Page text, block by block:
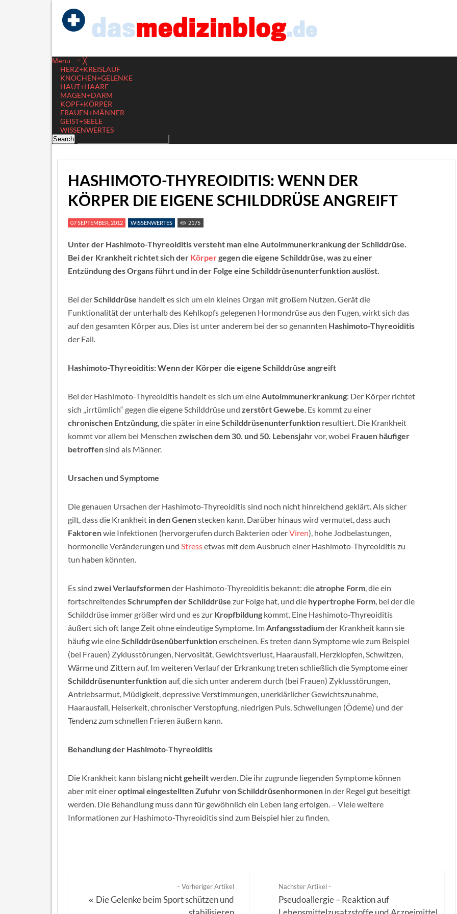
Menu ≡ ╳
HERZ+KREISLAUF
KNOCHEN+GELENKE
HAUT+HAARE
MAGEN+DARM
KOPF+KÖRPER
FRAUEN+MÄNNER
GEIST+SEELE
WISSENWERTES
HASHIMOTO-THYREOIDITIS: WENN DER
KÖRPER DIE EIGENE SCHILDDRÜSE ANGREIFT
07 SEPTEMBER, 2012 WISSENWERTES 2175
Unter der Hashimoto-Thyreoiditis versteht man eine Autoimmunerkrankung der Schilddrüse.
Bei der Krankheit richtet sich der Körpergegen die eigene Schilddrüse, was zu einer
Entzündung des Organs führt und in der Folge eine Schilddrüsenunterfunktion auslöst.
Bei derSchilddrüse handelt es sich um ein kleines Organ mit großem Nutzen. Gerät die
Funktionalität der unterhalb des Kehlkopfs gelegenen Hormondrüse aus den Fugen, wirkt sich das
auf den gesamten Körper aus. Dies ist unter anderem bei der so genannten Hashimoto-Thyreoiditis
der Fall.
Hashimoto-Thyreoiditis: Wenn der Körper die eigene Schilddrüse angreift
Bei der Hashimoto-Thyreoiditis handelt es sich um eineAutoimmunerkrankung: Der Körper richtet
sich „irrtümlich“ gegen die eigene Schilddrüse und zerstört Gewebe. Es kommt zu einer
chronischen Entzündung, die später in eineSchilddrüsenunterfunktion resultiert. Die Krankheit
kommt vor allem bei Menschen zwischen dem 30. und 50. Lebensjahrvor, wobei Frauen häufiger
betroffensind als Männer.
Ursachen und Symptome
Die genauen Ursachen der Hashimoto-Thyreoiditis sind noch nicht hinreichend geklärt. Als sicher
gilt, dass die Krankheit in den Genenstecken kann. Darüber hinaus wird vermutet, dass auch
Faktorenwie Infektionen (hervorgerufen durch Bakterien oderViren), hohe Jodbelastungen,
hormonelle Veränderungen und Stressetwas mit dem Ausbruch einer Hashimoto-Thyreoiditis zu
tun haben könnten.
Es sind zwei Verlaufsformender Hashimoto-Thyreoiditis bekannt: dieatrophe Form, die ein
fortschreitendesSchrumpfen der Schilddrüse zur Folge hat, und die hypertrophe Form, bei der die
Schilddrüse immer größer wird und es zur Kropfbildung kommt. Eine Hashimoto-Thyreoiditis
äußert sich oft lange Zeit ohne eindeutige Symptome. ImAnfangsstadiumder Krankheit kann sie
häufig wie eineSchilddrüsenüberfunktionerscheinen. Es treten dann Symptome wie zum Beispiel
(bei Frauen) Zyklusstörungen, Nervosität, Gewichtsverlust, Haarausfall, Herzklopfen, Schwitzen,
Wärme und Zittern auf. Im weiteren Verlauf der Erkrankung treten schließlich die Symptome einer
Schilddrüsenunterfunktionauf, die sich unter anderem durch (bei Frauen) Zyklusstörungen,
Antriebsarmut, Müdigkeit, depressive Verstimmungen, unerklärlicher Gewichtszunahme,
Haarausfall, Heiserkeit, chronischer Verstopfung, niedrigen Puls, Schwellungen (Ödeme) und der
Tendenz zum schnellen Frieren äußern kann.
Behandlung der Hashimoto-Thyreoiditis
Die Krankheit kann bislang nicht geheiltwerden. Die ihr zugrunde liegenden Symptome können
aber mit eineroptimal eingestellten Zufuhr von Schilddrüsenhormonen in der Regel gut beseitigt
werden. Die Behandlung muss dann für gewöhnlich ein Leben lang erfolgen. – Viele weitere
Informationen zur Hashimoto-Thyreoiditis sind zum Beispiel hier zu finden.
- Vorheriger Artikel
« Die Gelenke beim Sport schützen und
Nächster Artikel -
Pseudoallergie – Reaktion auf